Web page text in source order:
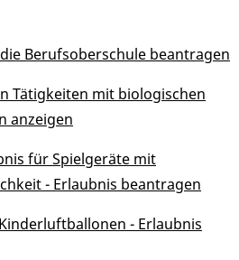
Berufsoberschule beantragen
Tätigkeiten mit biologischen
anzeigen
für Spielgeräte mit
- Erlaubnis beantragen
- Erlaubnis